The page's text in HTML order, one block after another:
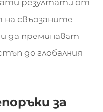
резултати от
свързаните
да преминават
до глобалния
за